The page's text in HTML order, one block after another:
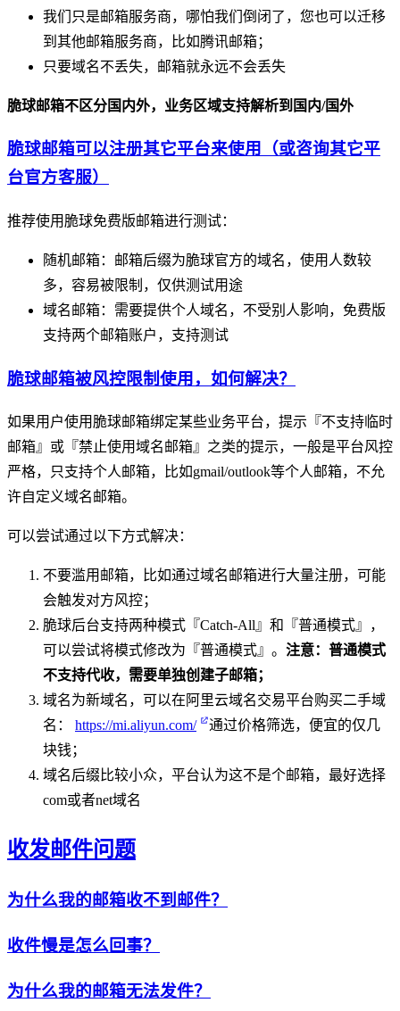
我们只是邮箱服务商，哪怕我们倒闭了，您也可以迁移
到其他邮箱服务商，比如腾讯邮箱；
只要域名不丢失，邮箱就永远不会丢失
脆球邮箱不区分国内外，业务区域支持解析到国内/国外
脆球邮箱可以注册其它平台来使用（或咨询其它平
台官方客服）
推荐使用脆球免费版邮箱进行测试：
随机邮箱：邮箱后缀为脆球官方的域名，使用人数较
多，容易被限制，仅供测试用途
域名邮箱：需要提供个人域名，不受别人影响，免费版
支持两个邮箱账户，支持测试
脆球邮箱被风控限制使用，如何解决？
如果用户使用脆球邮箱绑定某些业务平台，提示『不支持临时
邮箱』或『禁止使用域名邮箱』之类的提示，一般是平台风控
严格，只支持个人邮箱，比如gmail/outlook等个人邮箱，不允
许自定义域名邮箱。
可以尝试通过以下方式解决：
不要滥用邮箱，比如通过域名邮箱进行大量注册，可能
会触发对方风控；
脆球后台支持两种模式『Catch-All』和『普通模式』，
可以尝试将模式修改为『普通模式』。 注意：普通模式
不支持代收，需要单独创建子邮箱；
域名为新域名，可以在阿里云域名交易平台购买二手域
名： https://mi.aliyun.com/
通过价格筛选，便宜的仅几
块钱；
域名后缀比较小众，平台认为这不是个邮箱，最好选择
com或者net域名
收发邮件问题
为什么我的邮箱收不到邮件？
收件慢是怎么回事？
为什么我的邮箱无法发件？